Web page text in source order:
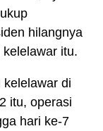
hilangnya
itu.
kelelawar di
itu, operasi
hari ke-7